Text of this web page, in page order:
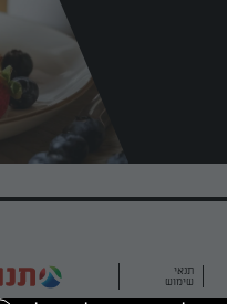
תנאי
שימוש